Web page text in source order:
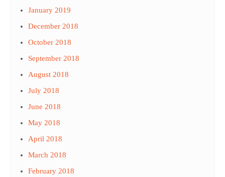
January 2019
December 2018
October 2018
September 2018
August 2018
July 2018
June 2018
May 2018
April 2018
March 2018
February 2018